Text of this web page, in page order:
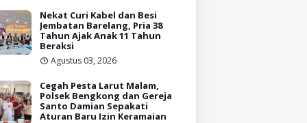
Nekat Curi Kabel dan Besi
Jembatan Barelang, Pria 38
Tahun Ajak Anak 11 Tahun
Beraksi
Agustus 03, 2026
Cegah Pesta Larut Malam,
Polsek Bengkong dan Gereja
Santo Damian Sepakati
Aturan Baru Izin Keramaian